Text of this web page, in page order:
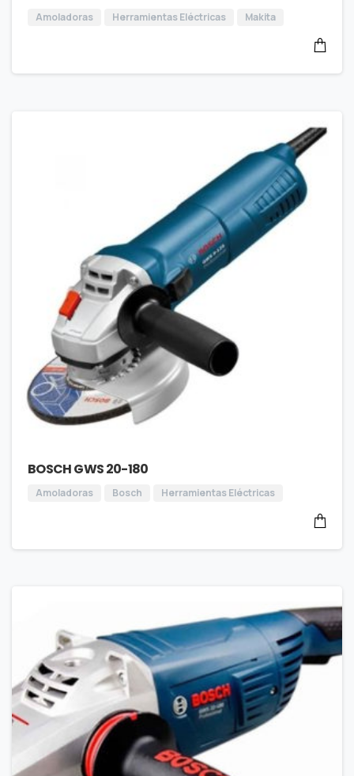
Amoladoras Herramientas Eléctricas Makita
BOSCH GWS 20-180
Amoladoras Bosch Herramientas Eléctricas